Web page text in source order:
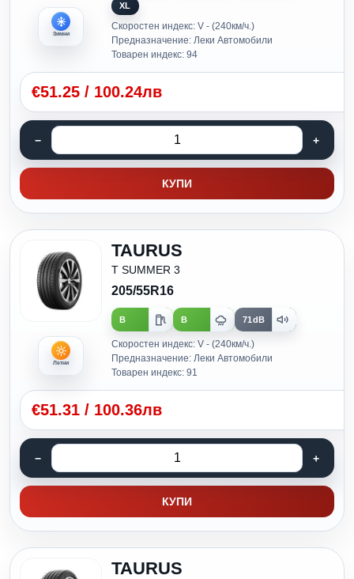
Зимни
XL
Скоростен индекс: V - (240км/ч.)
Предназначение: Леки Автомобили
Товарен индекс: 94
€51.25 / 100.24лв
КУПИ
Летни
TAURUS
T SUMMER 3
205/55R16
B B 71dB
Скоростен индекс: V - (240км/ч.)
Предназначение: Леки Автомобили
Товарен индекс: 91
€51.31 / 100.36лв
КУПИ
TAURUS